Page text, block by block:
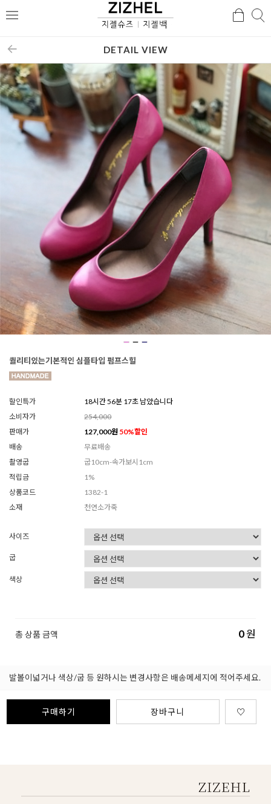
메
검
DETAIL VIEW
퀄리티있는기본적인 심플타입 펌프스힐
할인특가
18시간 56분 15초 남았습니다
소비자가
254,000
판매가
127,000원 50%할인
배송
무료배송
촬영굽
굽10cm-속가보시1cm
적립금
1%
상품코드
1382-1
소재
천연소가죽
사이즈
굽
색상
총 상품 금액 0원
발볼이넓거나 색상/굽 등 원하시는 변경사항은 배송메세지에 적어주세요.
구매하기 장바구니 ♡